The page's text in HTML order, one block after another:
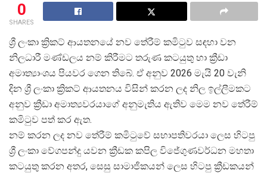
0
SHARES
ශ් රී ලංකා ක්රිකට් ආයතනයේ නව තේරීම් කමිටුව සඳහා වන
නිලධාරී මණ්ඩලය නම් කිරීමට තරුණ කටයුතු හා ක්රීඩා
අමාත්යාංශය පියවර ගෙන තිබේ. ඒ අනුව 2026 මැයි 20 වැනි
දින ශ් රී ලංකා ක්රිකට් ආයතනය විසින් කරන ලද නිල ඉල්ලීමකට
අනුව ක්රීඩා අමාත්යවරයාගේ අනුමැතිය ඇතිව මෙම නව තේරීම්
කමිටුව පත් කර ඇත.
නම් කරන ලද නව තේරීම් කමිටුවේ සභාපතිවරයා ලෙස හිටපු
ශ් රී ලංකා වේගපන්දු යවන ක්රීඩක කපිල විජේගුණවර්ධන මහතා
කටයුතු කරන අතර, සෙසු සාමාජිකයන් ලෙස හිටපු ක්රීඩකයන්